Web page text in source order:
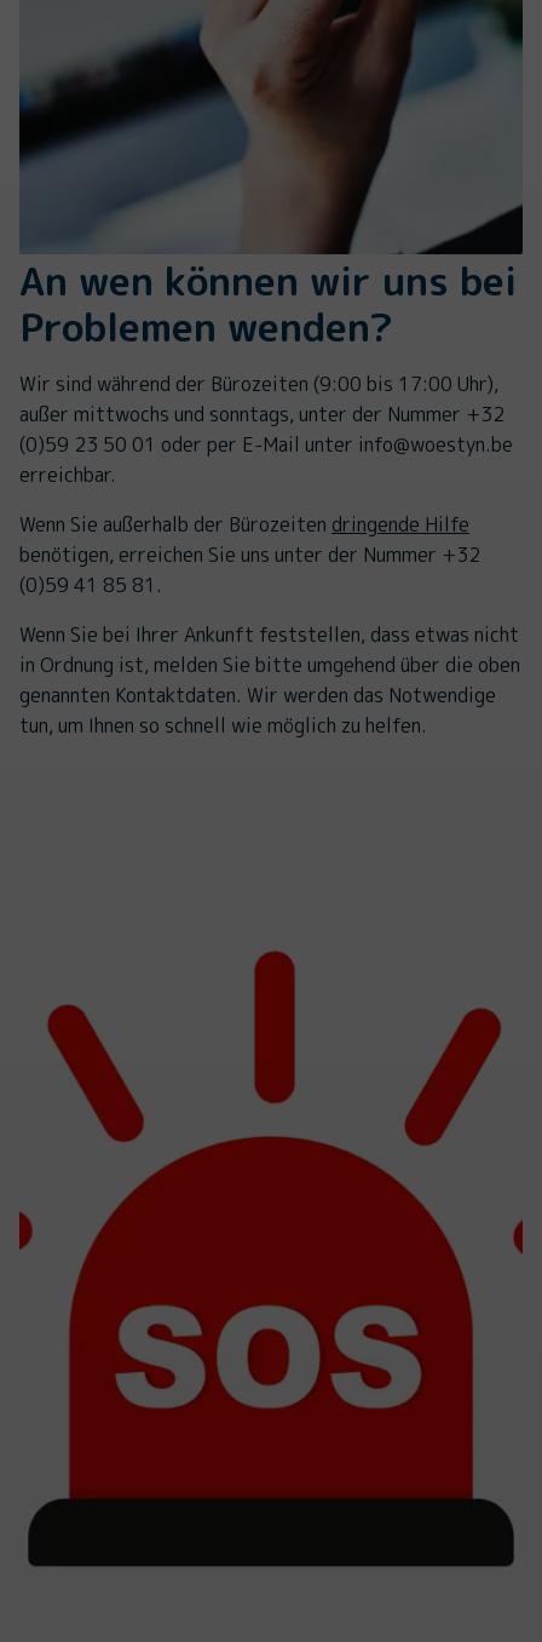
An wen können wir uns bei
Problemen wenden?
Wir sind während der Bürozeiten (9:00 bis 17:00 Uhr),
außer mittwochs und sonntags, unter der Nummer +32
(0)59 23 50 01 oder per E-Mail unter info@woestyn.be
erreichbar.
Wenn Sie außerhalb der Bürozeiten dringende Hilfe
benötigen, erreichen Sie uns unter der Nummer +32
(0)59 41 85 81.
Wenn Sie bei Ihrer Ankunft feststellen, dass etwas nicht
in Ordnung ist, melden Sie bitte umgehend über die oben
genannten Kontaktdaten. Wir werden das Notwendige
tun, um Ihnen so schnell wie möglich zu helfen.